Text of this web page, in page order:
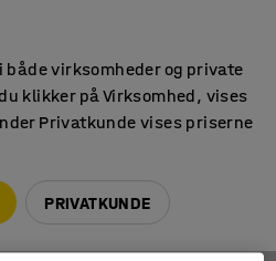
både virksomheder og private
klikker på Virksomhed, vises
Privatkunde vises priserne
PRIVATKUNDE